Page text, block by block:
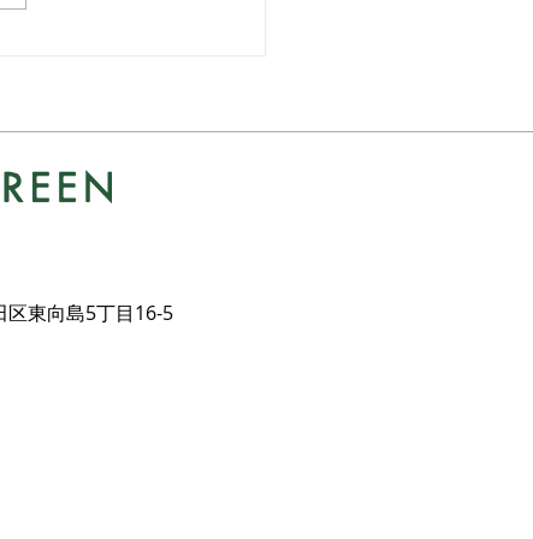
区東向島5丁目16-5